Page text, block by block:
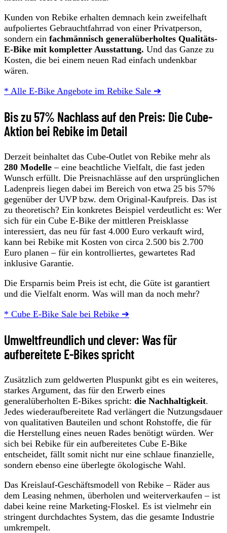
Kunden von Rebike erhalten demnach kein zweifelhaft
aufpoliertes Gebrauchtfahrrad von einer Privatperson,
sondern ein fachmännisch generalüberholtes Qualitäts-
E-Bike mit kompletter Ausstattung. Und das Ganze zu
Kosten, die bei einem neuen Rad einfach undenkbar
wären.
* Alle E-Bike Angebote im Rebike Sale ➔
Bis zu 57% Nachlass auf den Preis: Die Cube-
Aktion bei Rebike im Detail
Derzeit beinhaltet das Cube-Outlet von Rebike mehr als
280 Modelle – eine beachtliche Vielfalt, die fast jeden
Wunsch erfüllt. Die Preisnachlässe auf den ursprünglichen
Ladenpreis liegen dabei im Bereich von etwa 25 bis 57%
gegenüber der UVP bzw. dem Original-Kaufpreis. Das ist
zu theoretisch? Ein konkretes Beispiel verdeutlicht es: Wer
sich für ein Cube E-Bike der mittleren Preisklasse
interessiert, das neu für fast 4.000 Euro verkauft wird,
kann bei Rebike mit Kosten von circa 2.500 bis 2.700
Euro planen – für ein kontrolliertes, gewartetes Rad
inklusive Garantie.
Die Ersparnis beim Preis ist echt, die Güte ist garantiert
und die Vielfalt enorm. Was will man da noch mehr?
* Cube E-Bike Sale bei Rebike ➔
Umweltfreundlich und clever: Was für
aufbereitete E-Bikes spricht
Zusätzlich zum geldwerten Pluspunkt gibt es ein weiteres,
starkes Argument, das für den Erwerb eines
generalüberholten E-Bikes spricht: die Nachhaltigkeit.
Jedes wiederaufbereitete Rad verlängert die Nutzungsdauer
von qualitativen Bauteilen und schont Rohstoffe, die für
die Herstellung eines neuen Rades benötigt würden. Wer
sich bei Rebike für ein aufbereitetes Cube E-Bike
entscheidet, fällt somit nicht nur eine schlaue finanzielle,
sondern ebenso eine überlegte ökologische Wahl.
Das Kreislauf-Geschäftsmodell von Rebike – Räder aus
dem Leasing nehmen, überholen und weiterverkaufen – ist
dabei keine reine Marketing-Floskel. Es ist vielmehr ein
stringent durchdachtes System, das die gesamte Industrie
umkrempelt.